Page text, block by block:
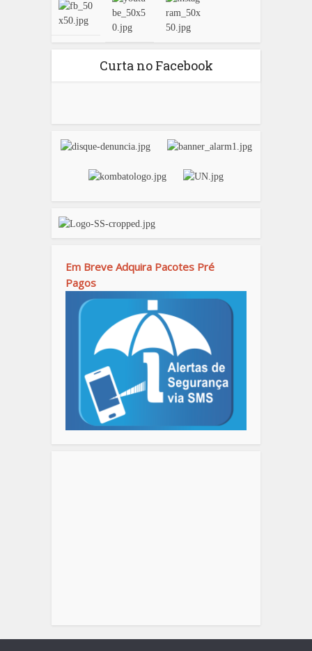
Curta no Facebook
Em Breve Adquira Pacotes Pré
Pagos